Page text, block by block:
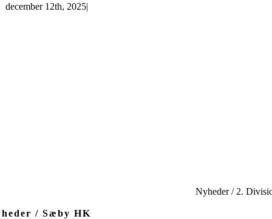
december 12th, 2025|
Nyheder / 2.
/ Sæby HK